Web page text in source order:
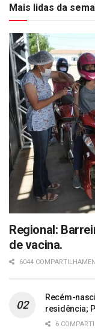
Mais lidas da
Regional:
de vacina.
6044
Recém-
residência;
6